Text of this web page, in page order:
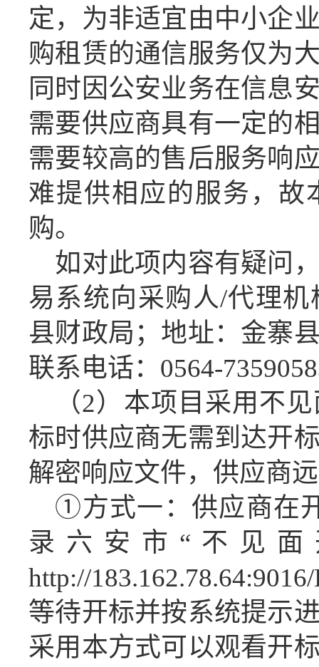
定，为非适宜由中小企
购租赁的通信服务仅为
同时因公安业务在信息
需要供应商具有一定的
需要较高的售后服务响
难提供相应的服务，故
购。
如对此项内容有疑问
易系统向采购人/代理机
县财政局；地址：金寨
联系电话：0564-
（2） 本项目采用不
标时供应商无需到达开
解密响应文件， 供应商
①方式一： 供应商在
录六安市“不见
http://
等待开标并按系统提示
采用本方式可以观看开